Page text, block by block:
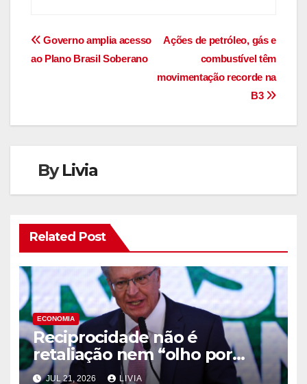
Navegação
Ações de petróleo, gás e
combustível têm
movimentação recorde na
B3
Governo amplia acesso
ao Plano Brasil Soberano
ByLivia
Related Post
ECONOMIA
Reciprocidade não é
retaliação nem “olho por
olho”, diz Alckmin
JUL 21, 2026 LIVIA